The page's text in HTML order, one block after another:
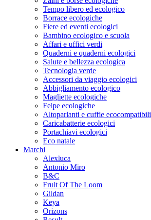
Tempo libero ed ecologico
Borrace ecologiche
Fiere ed eventi ecologici
Bambino ecologico e scuola
Affari e uffici verdi
Quaderni e quaderni ecologici
Salute e bellezza ecologica
Tecnologia verde
Accessori da viaggio ecologici
Abbigliamento ecologico
Magliette ecologiche
Felpe ecologiche
Altoparlanti e cuffie ecocompatibili
Caricabatterie ecologici
Portachiavi ecologici
Eco natale
Marchi
Alexluca
Antonio Miro
B&C
Fruit Of The Loom
Gildan
Keya
Orizons